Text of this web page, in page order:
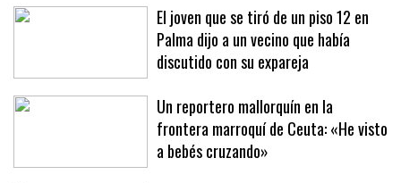
El joven que se tiró de un piso 12 en
Palma dijo a un vecino que había
discutido con su expareja
Un reportero mallorquín en la
frontera marroquí de Ceuta: «He visto
a bebés cruzando»